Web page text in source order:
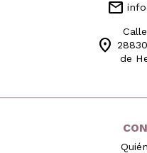
mail
location_on
de